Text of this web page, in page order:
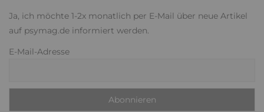
Ja, ich möchte 1-2x monatlich per E-Mail über neue Artikel
auf psymag.de informiert werden.
E-Mail-Adresse